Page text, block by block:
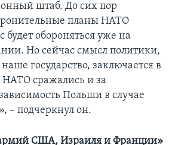
штаб. До сих пор
планы НАТО
будет обороняться уже на
Но сейчас смысл политики,
государство, заключается в
НАТО сражались и за
Польши в случае
– подчеркнул он.
США, Израиля и Франции»